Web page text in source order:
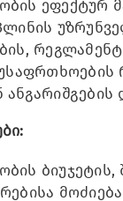
ეფექტურ
ბიუჯეტის,